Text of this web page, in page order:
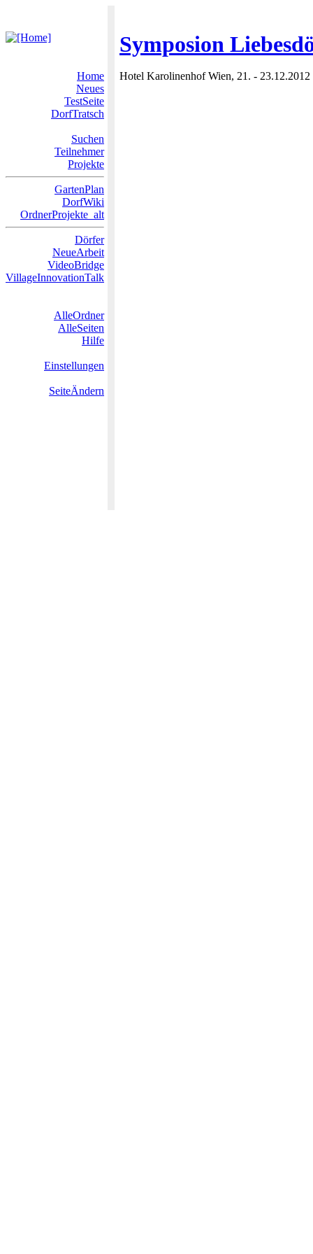
Symposion
Home
Neues
TestSeite
DorfTratsch
Suchen
Teilnehmer
Projekte
GartenPlan
DorfWiki
OrdnerProjekte_alt
Dörfer
NeueArbeit
VideoBridge
VillageInnovationTalk
AlleOrdner
AlleSeiten
Hilfe
Einstellungen
SeiteÄndern
Hotel Karolinenhof Wien, 21. - 23.12.2012